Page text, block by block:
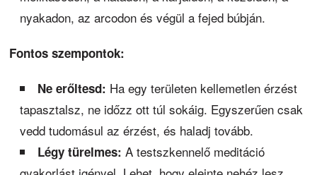
nyakadon, az arcodon és végül a fejed búbján.
Fontos szempontok:
Ne erőltesd: Ha egy területen kellemetlen érzést
tapasztalsz, ne időzz ott túl sokáig. Egyszerűen csak
vedd tudomásul az érzést, és haladj tovább.
Légy türelmes: A testszkennelő meditáció